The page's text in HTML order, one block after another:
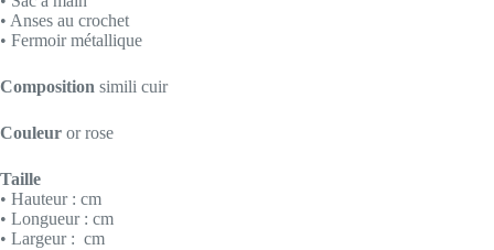
• Anses au crochet
• Fermoir métallique
Composition simili cuir
Couleur or rose
Taille
• Hauteur : cm
• Longueur : cm
• Largeur : cm